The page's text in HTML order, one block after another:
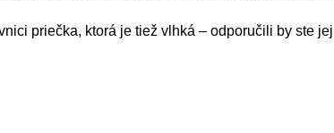
priečka, ktorá je tiež vlhká – odporučili by ste